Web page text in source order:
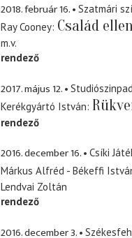
2018. február 16.
Szatmári
Ray Cooney Család
m.v.
rendező
2017. május 12.
Kerékgyártó István
rendező
2016. december 16.
Csíki
Márkus Alfréd - Békeffi
Lendvai Zoltán
rendező
2016. december 3.